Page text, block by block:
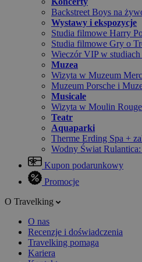
Backstreet Boys na
Wystawy i ekspozycje
Studia filmowe Harry
Studia filmowe Gry o
Wieczór VIP w
Muzea
Wizyta w Muzeum
Muzeum Porsche i
Musicale
Wizyta w Moulin
Teatr
Aquaparki
Therme Erding Spa +
Wodny Świat
Kupon podarunkowy
Promocje
O Travelking
O nas
Recenzje i doświadczenia
Travelking pomaga
Kariera